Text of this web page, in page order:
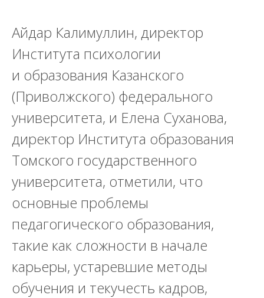
Айдар Калимуллин, директор
Института психологии
и образования Казанского
(Приволжского) федерального
университета, и Елена Суханова,
директор Института образования
Томского государственного
университета, отметили, что
основные проблемы
педагогического образования,
такие как сложности в начале
карьеры, устаревшие методы
обучения и текучесть кадров,